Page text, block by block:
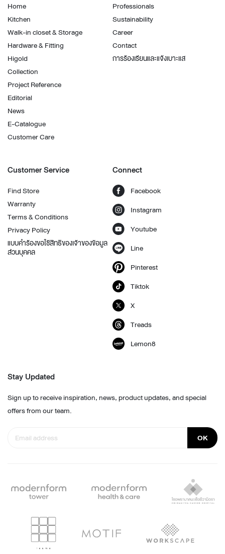
Home
Kitchen
Walk-in closet & Storage
Hardware & Fitting
Higold
Collection
Project Reference
Editorial
News
E-Catalogue
Customer Care
Professionals
Sustainability
Career
Contact
การร้องเรียนและแจ้งเบาะแส
Customer Service
Find Store
Warranty
Terms & Conditions
Privacy Policy
แบบคำร้องขอใช้สิทธิของเจ้าของข้อมูล
ส่วนบุคคล
Connect
Facebook
Instagram
Youtube
Line
Pinterest
Tiktok
X
Treads
Lemon8
Stay Updated
Sign up to receive inspiration, news, product updates, and special
offers from our team.
OK